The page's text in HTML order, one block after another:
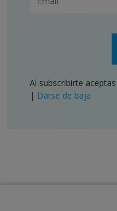
Al subscribirte
| Darse de baja